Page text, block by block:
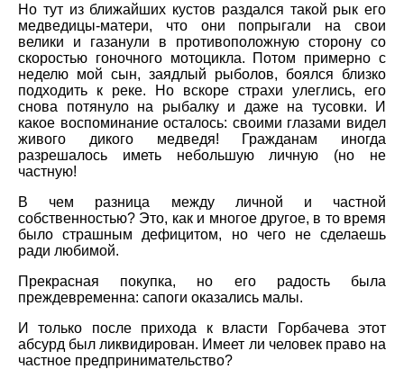
Но тут из ближайших кустов раздался такой рык его
медведицы-матери, что они попрыгали на свои
велики и газанули в противоположную сторону со
скоростью гоночного мотоцикла. Потом примерно с
неделю мой сын, заядлый рыболов, боялся близко
подходить к реке. Но вскоре страхи улеглись, его
снова потянуло на рыбалку и даже на тусовки. И
какое воспоминание осталось: своими глазами видел
живого дикого медведя! Гражданам иногда
разрешалось иметь небольшую личную (но не
частную!
В чем разница между личной и частной
собственностью? Это, как и многое другое, в то время
было страшным дефицитом, но чего не сделаешь
ради любимой.
Прекрасная покупка, но его радость была
преждевременна: сапоги оказались малы.
И только после прихода к власти Горбачева этот
абсурд был ликвидирован. Имеет ли человек право на
частное предпринимательство?